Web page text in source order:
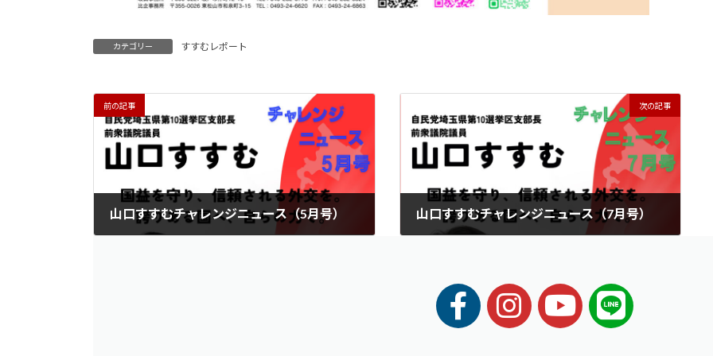
カテゴリー すすむレポート
前の記事
山口すすむチャレンジニュース（5月号）
次の記事
山口すすむチャレンジニュース（7月号）